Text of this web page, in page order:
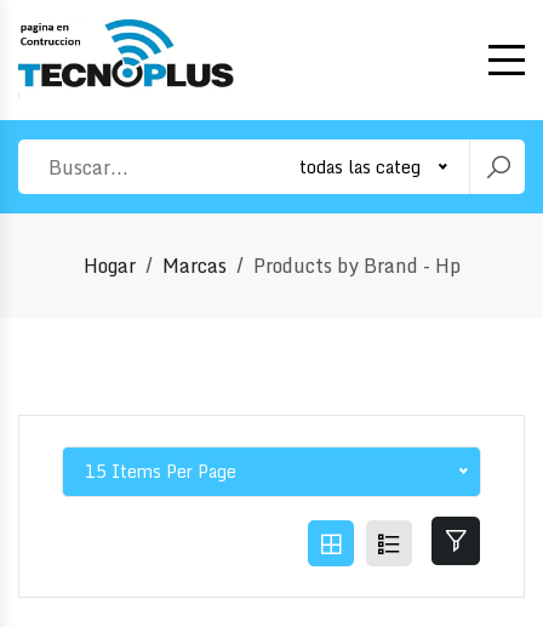
todas las categorias
Hogar Marcas Products by Brand - Hp
15 Items Per Page